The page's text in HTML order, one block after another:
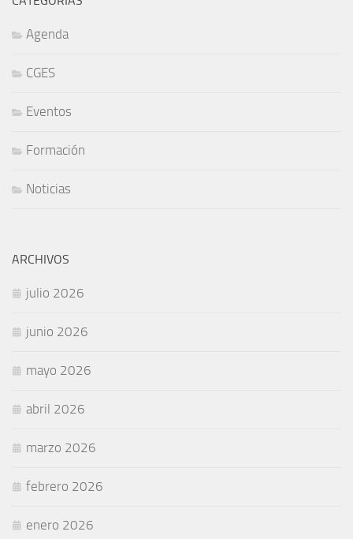
Agenda
CGES
Eventos
Formación
Noticias
ARCHIVOS
julio 2026
junio 2026
mayo 2026
abril 2026
marzo 2026
febrero 2026
enero 2026